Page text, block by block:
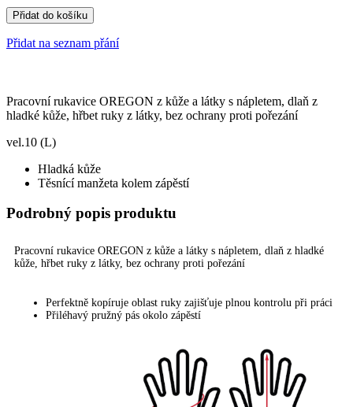
Přidat do košíku
Přidat na seznam přání
Pracovní rukavice OREGON z kůže a látky s nápletem, dlaň z
hladké kůže, hřbet ruky z látky, bez ochrany proti pořezání
vel.10 (L)
Hladká kůže
Těsnící manžeta kolem zápěstí
Podrobný popis produktu
Pracovní rukavice OREGON z kůže a látky s nápletem, dlaň z hladké
kůže, hřbet ruky z látky, bez ochrany proti pořezání
Perfektně kopíruje oblast ruky zajišťuje plnou kontrolu při práci
Přiléhavý pružný pás okolo zápěstí